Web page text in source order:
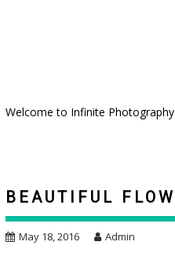
Welcome to Infinite
BEAUTIFUL
May 18, 2016 Admin